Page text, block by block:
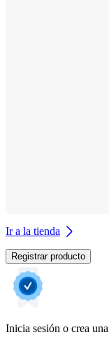
Ir a la tienda
Registrar producto
Inicia sesión o crea